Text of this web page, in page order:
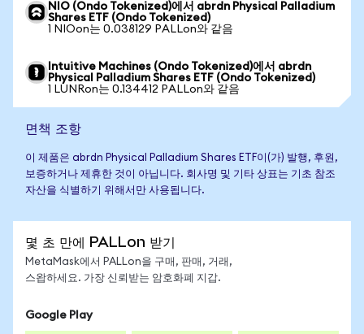
NIO (Ondo Tokenized)에서 abrdn Physical Palladium
Shares ETF (Ondo Tokenized)
1 NIOon는 0.038129 PALLon와 같음
Intuitive Machines (Ondo Tokenized)에서 abrdn
Physical Palladium Shares ETF (Ondo Tokenized)
1 LUNRon는 0.134412 PALLon와 같음
면책 조항
이 제품은 abrdn Physical Palladium Shares ETF이(가) 발행, 후원,
보증하거나 제휴한 것이 아닙니다. 회사명 및 기타 상표는 기초 참조
자산을 식별하기 위해서만 사용됩니다.
몇 초 만에 PALLon 받기
MetaMask에서 PALLon을 구매, 판매, 거래,
스왑하세요. 가장 신뢰받는 암호화폐 지갑.
Google Play